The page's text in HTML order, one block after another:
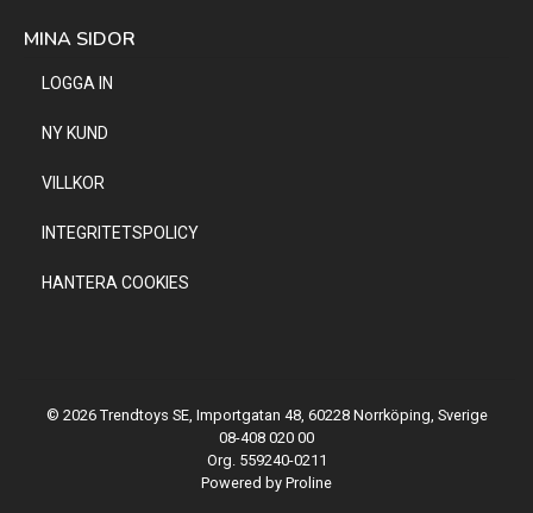
MINA SIDOR
LOGGA IN
NY KUND
VILLKOR
INTEGRITETSPOLICY
HANTERA COOKIES
© 2026 Trendtoys SE, Importgatan 48, 60228 Norrköping, Sverige
08-408 020 00
Org. 559240-0211
Powered by Proline